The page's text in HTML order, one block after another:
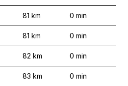
81 km 0 min
81 km 0 min
82 km 0 min
83 km 0 min